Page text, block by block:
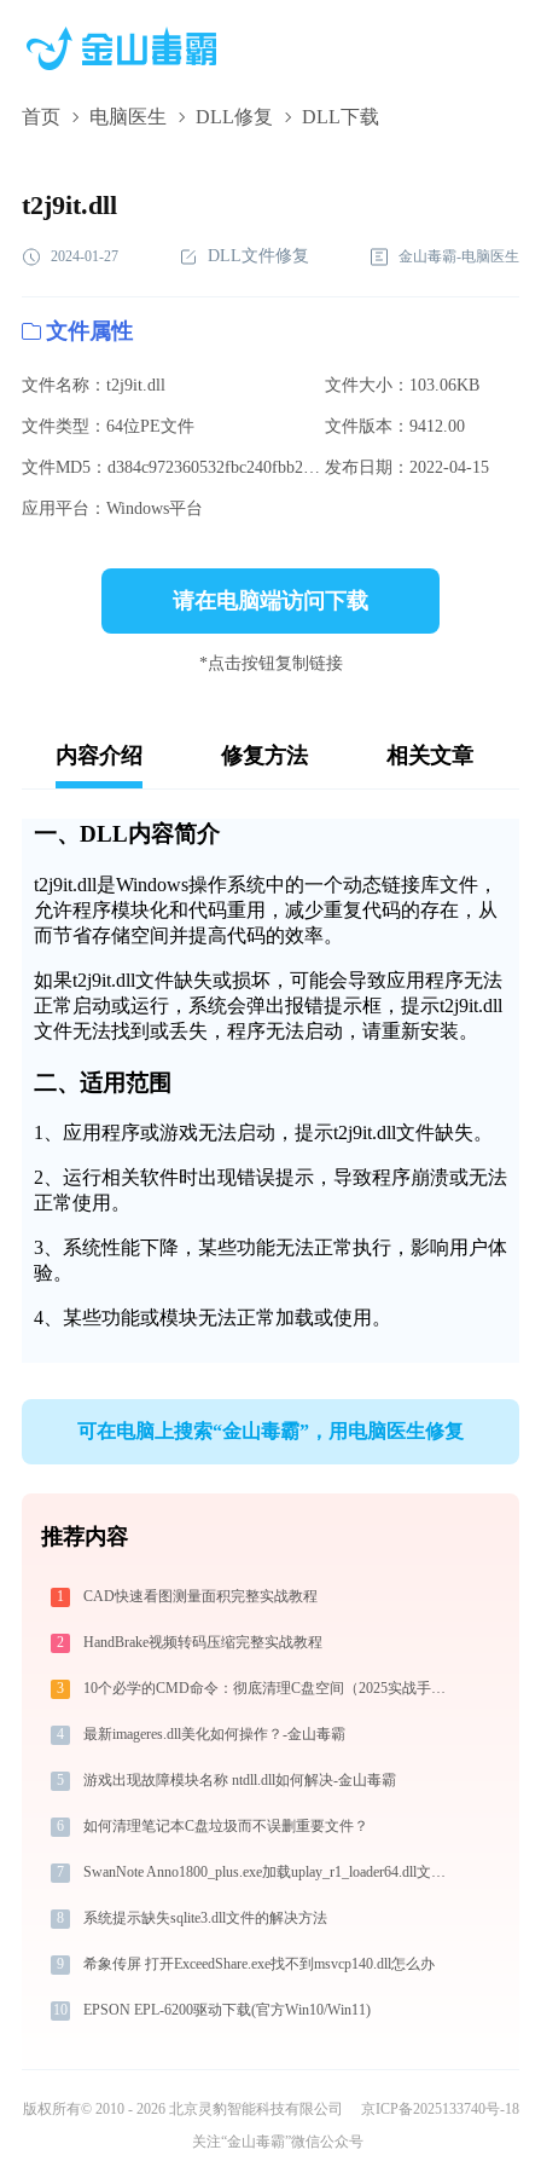
首页 电脑医生 DLL修复 DLL下载
t2j9it.dll,t2j9it.dll下载,t2j9it.dll修复
t2j9it.dll
2024-01-27 DLL文件修复 金山毒霸-电脑医生
文件属性
文件名称：t2j9it.dll 文件大小：103.06KB
文件类型：64位PE文件 文件版本：9412.00
文件MD5：d384c972360532fbc240fbb20f6fd61e 发布日期：2022-04-15
应用平台：Windows平台
请在电脑端访问下载
*点击按钮复制链接
内容介绍 修复方法 相关文章
一、DLL内容简介
t2j9it.dll是Windows操作系统中的一个动态链接库文件，
允许程序模块化和代码重用，减少重复代码的存在，从
而节省存储空间并提高代码的效率。
如果t2j9it.dll文件缺失或损坏，可能会导致应用程序无法
正常启动或运行，系统会弹出报错提示框，提示t2j9it.dll
文件无法找到或丢失，程序无法启动，请重新安装。
二、适用范围
1、应用程序或游戏无法启动，提示t2j9it.dll文件缺失。
2、运行相关软件时出现错误提示，导致程序崩溃或无法
正常使用。
3、系统性能下降，某些功能无法正常执行，影响用户体
验。
4、某些功能或模块无法正常加载或使用。
可在电脑上搜索“金山毒霸”，用电脑医生修复
推荐内容
1 CAD快速看图测量面积完整实战教程
2 HandBrake视频转码压缩完整实战教程
3 10个必学的CMD命令：彻底清理C盘空间（2025实战手册）
4 最新imageres.dll美化如何操作？-金山毒霸
5 游戏出现故障模块名称 ntdll.dll如何解决-金山毒霸
6 如何清理笔记本C盘垃圾而不误删重要文件？
7 SwanNote Anno1800_plus.exe加载uplay_r1_loader64.dll文件丢失处理办法
8 系统提示缺失sqlite3.dll文件的解决方法
9 希象传屏 打开ExceedShare.exe找不到msvcp140.dll怎么办
10 EPSON EPL-6200驱动下载(官方Win10/Win11)
版权所有© 2010 - 2026 北京灵豹智能科技有限公司
京ICP备2025133740号-18
关注“金山毒霸”微信公众号